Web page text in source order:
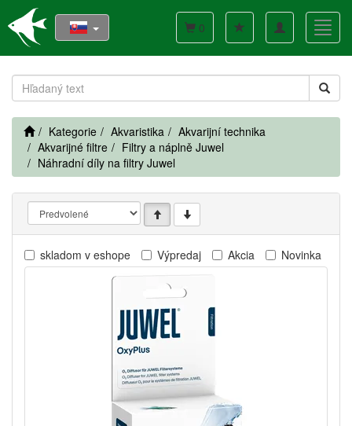
Toggle
navigation
0
Kategorie Akvaristika
Akvarijní technika
Akvarijné filtre
Filtry a náplně Juwel
Náhradní díly na filtry Juwel
skladom v eshope Výpredaj Akcia Novinka